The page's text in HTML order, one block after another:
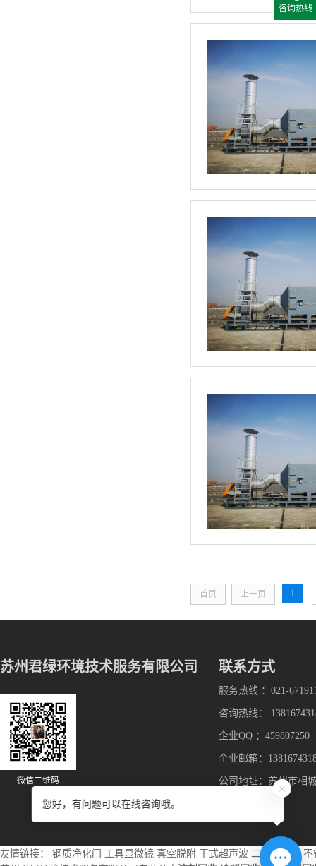
首页 上一页 1
苏州君绿环境技术服务有限公司
微信二维码
联系方式
服务热线 ：021-
咨询热线：
企业QQ ：459807250
企业邮箱：
公司地址：苏州市相
友情链接： 钢质净化门 工具显微镜 真空脱附 干式超声波 二手贴片机
不
咨询热线
您好，有问题可以在线咨询哦。